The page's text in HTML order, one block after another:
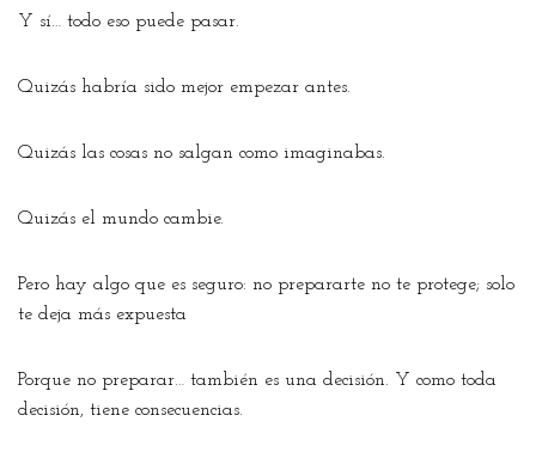
Y sí… todo eso puede pasar.
Quizás habría sido mejor empezar antes.
Quizás las cosas no salgan como imaginabas.
Quizás el mundo cambie.
Pero hay algo que es seguro: no prepararte no te protege; solo
te deja más expuesta
Porque no preparar… también es una decisión. Y como toda
decisión, tiene consecuencias.